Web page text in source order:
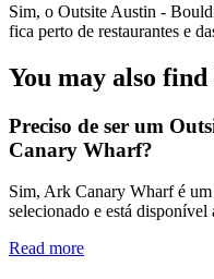
Sim, o Outsite Austin -
fica perto de restaurantes e
You may also
Preciso de ser um
Canary Wharf?
Sim, Ark Canary Wharf é
selecionado e está
Read more